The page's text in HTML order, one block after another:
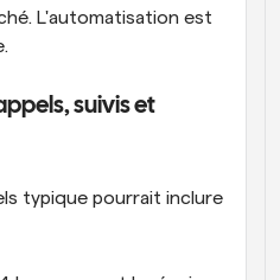
L'automatisation est
suivis et
typique pourrait inclure